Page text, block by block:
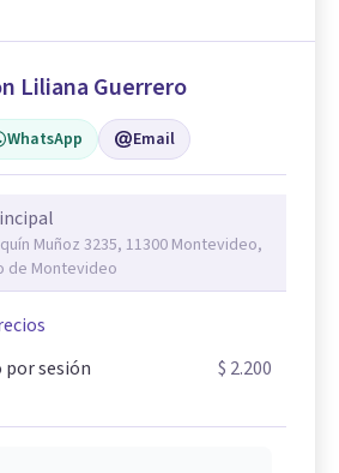
Liliana Guerrero
WhatsApp Email
Muñoz 3235, 11300 Montevideo,
de Montevideo
sesión
$ 2.200